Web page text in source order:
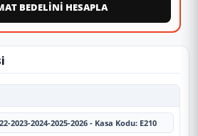
BEDELİNİ HESAPLA
2023-2024-2025-2026 - Kasa Kodu: E210